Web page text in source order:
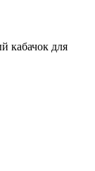
кабачок для